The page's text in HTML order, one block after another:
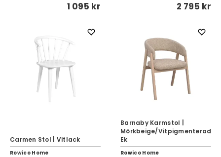
1 095 kr 2 795 kr
Carmen Stol | Vitlack
Rowico Home
Barnaby Karmstol |
Mörkbeige/Vitpigmenterad
Ek
Rowico Home